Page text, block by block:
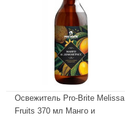
Освежитель Pro-Brite Melissa
Fruits 370 мл Манго и